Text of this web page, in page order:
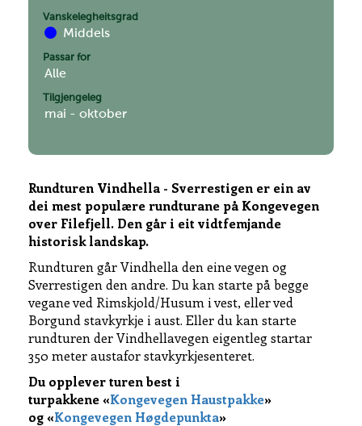
Vanskelegheitsgrad
Middels
Passar for
Alle
Tilgjengeleg
mai - oktober
Rundturen Vindhella - Sverrestigen er ein av
dei mest populære rundturane på Kongevegen
over Filefjell. Den går i eit vidtfemjande
historisk landskap.
Rundturen går Vindhella den eine vegen og
Sverrestigen den andre. Du kan starte på begge
vegane ved Rimskjold/Husum i vest, eller ved
Borgund stavkyrkje i aust. Eller du kan starte
rundturen der Vindhellavegen eigentleg startar
350 meter austafor stavkyrkjesenteret.
Du opplever turen best i
turpakkene «Kongevegen Haustpakke»
og «Kongevegen Høgdepunkta»